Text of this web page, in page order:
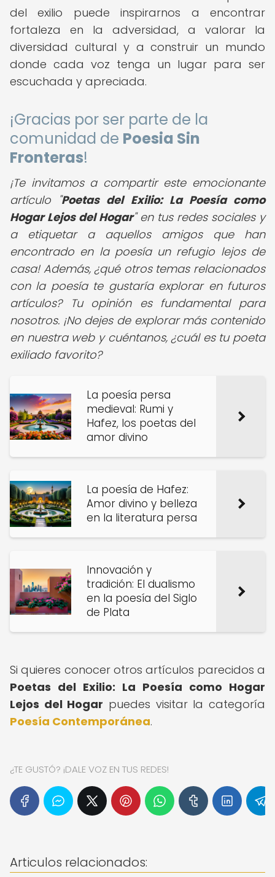
del exilio puede inspirarnos a encontrar
fortaleza en la adversidad, a valorar la
diversidad cultural y a construir un mundo
donde cada voz tenga un lugar para ser
escuchada y apreciada.
¡Gracias por ser parte de la
comunidad de Poesia Sin
Fronteras!
¡Te invitamos a compartir este emocionante
artículo "Poetas del Exilio: La Poesía como
Hogar Lejos del Hogar" en tus redes sociales y
a etiquetar a aquellos amigos que han
encontrado en la poesía un refugio lejos de
casa! Además, ¿qué otros temas relacionados
con la poesía te gustaría explorar en futuros
artículos? Tu opinión es fundamental para
nosotros. ¡No dejes de explorar más contenido
en nuestra web y cuéntanos, ¿cuál es tu poeta
exiliado favorito?
La poesía persa
medieval: Rumi y
Hafez, los poetas del
amor divino
La poesía de Hafez:
Amor divino y belleza
en la literatura persa
Innovación y
tradición: El dualismo
en la poesía del Siglo
de Plata
Si quieres conocer otros artículos parecidos a
Poetas del Exilio: La Poesía como Hogar
Lejos del Hogar puedes visitar la categoría
Poesía Contemporánea.
¿TE GUSTÓ? ¡DALE VOZ EN TUS REDES!
Articulos relacionados: